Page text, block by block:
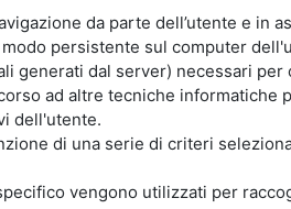
da parte dell’utente e in
persistente sul computer
generati dal server) necessari
ad altre tecniche informatiche
dell'utente.
di una serie di criteri
vengono utilizzati per